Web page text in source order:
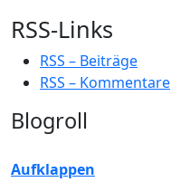
RSS-Links
RSS – Beiträge
RSS – Kommentare
Blogroll
Aufklappen